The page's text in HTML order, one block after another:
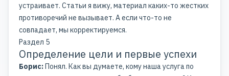
устраивает. Статьи я вижу, материал каких-то жестких
противоречий не вызывает. А если что-то не
совпадает, мы корректируемся.
Раздел 5
Определение цели и первые успехи
Борис:Понял. Как вы думаете, кому наша услуга по